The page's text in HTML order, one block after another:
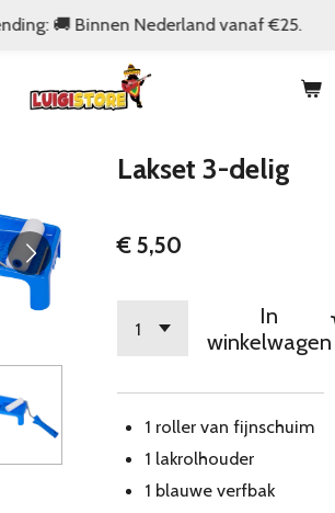
🚚 Binnen Nederland vanaf €25.
Lakset 3-delig
€ 5,50
In
winkelwagen
1 roller van fijnschuim
1 lakrolhouder
1 blauwe verfbak